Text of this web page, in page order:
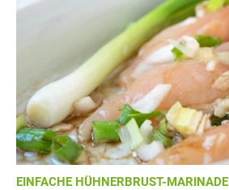
EINFACHE HÜHNERBRUST-MARINADE